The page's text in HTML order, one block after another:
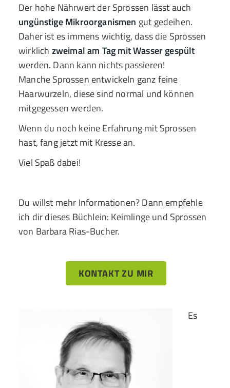
Der hohe Nährwert der Sprossen lässt auch
ungünstige Mikroorganismen gut gedeihen.
Daher ist es immens wichtig, dass die Sprossen
wirklich zweimal am Tag mit Wasser gespült
werden. Dann kann nichts passieren!
Manche Sprossen entwickeln ganz feine
Haarwurzeln, diese sind normal und können
mitgegessen werden.
Wenn du noch keine Erfahrung mit Sprossen
hast, fang jetzt mit Kresse an.
Viel Spaß dabei!
Du willst mehr Informationen? Dann empfehle
ich dir dieses Büchlein: Keimlinge und Sprossen
von Barbara Rias-Bucher.
KONTAKT ZU MIR
Es